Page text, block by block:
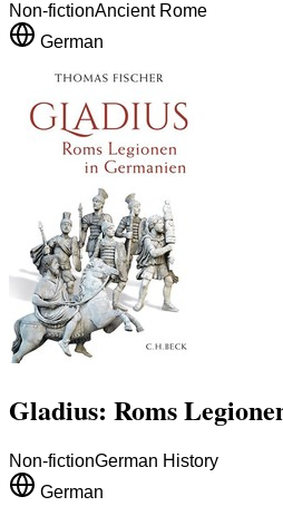
Non-fictionAncient Rome
German
Gladius: Roms
Non-fictionGerman History
German